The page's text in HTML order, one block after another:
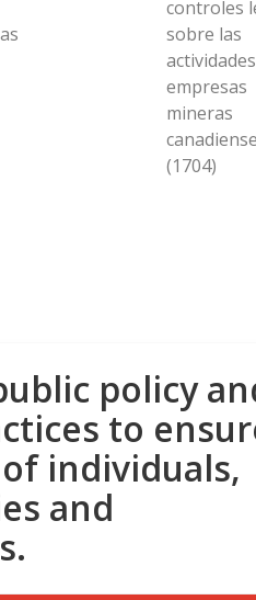
controles
sobre las
empresas
mineras
(1704)
policy
to
individuals,
and